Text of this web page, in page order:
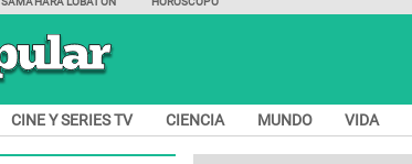
CINE Y SERIES TV CIENCIA MUNDO VIDA